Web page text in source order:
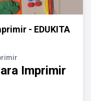
- EDUKITA
Imprimir